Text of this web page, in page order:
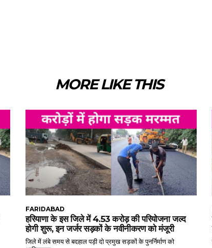
MORE LIKE THIS
FARIDABAD
हरियाणा के इस जिले में 4.53 करोड़ की परियोजना जल्द
होगी शुरू, इन जर्जर सड़कों के नवीनीकरण को मंजूरी
जिले में लंबे समय से बदहाल पड़ी दो प्रमुख सड़कों के पुनर्निर्माण को